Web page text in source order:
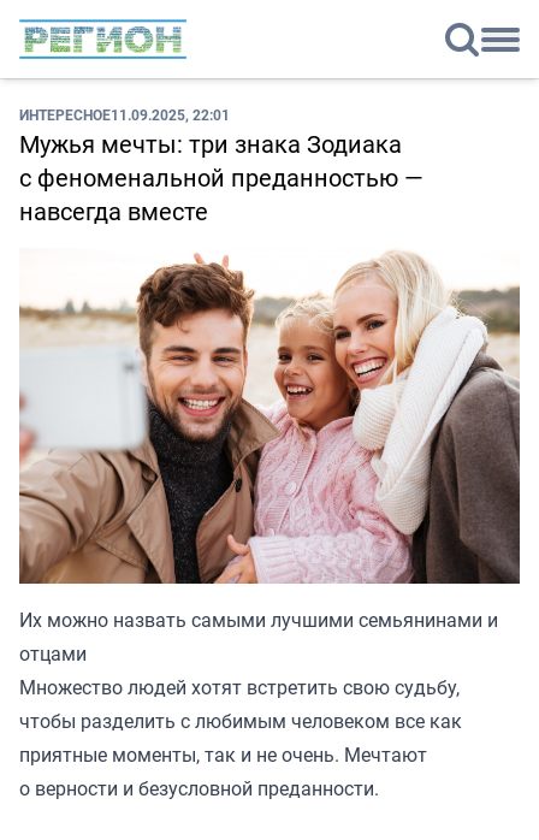
ИНТЕРЕСНОЕ11.09.2025, 22:01
Мужья мечты: три знака Зодиака
с феноменальной преданностью —
навсегда вместе
Их можно назвать самыми лучшими семьянинами и
отцами
Множество людей хотят встретить свою судьбу,
чтобы разделить с любимым человеком все как
приятные моменты, так и не очень. Мечтают
о верности и безусловной преданности.